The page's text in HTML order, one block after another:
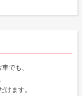
でも、
けます。